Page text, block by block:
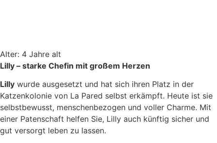
Alter: 4 Jahre alt
Lilly – starke Chefin mit großem Herzen
Lilly wurde ausgesetzt und hat sich ihren Platz in der
Katzenkolonie von La Pared selbst erkämpft. Heute ist sie
selbstbewusst, menschenbezogen und voller Charme. Mit
einer Patenschaft helfen Sie, Lilly auch künftig sicher und
gut versorgt leben zu lassen.